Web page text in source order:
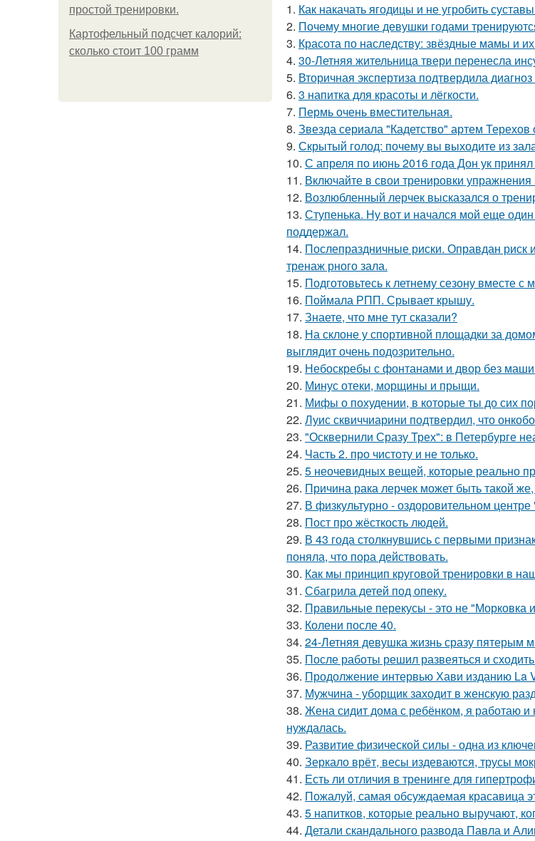
простой тренировки.
Картофельный подсчет калорий:
сколько стоит 100 грамм
1. Как накачать ягодицы и не угробить
2. Почему многие девушки годами
3. Красота по наследству: звёздные мамы и
4. 30-Летняя жительница твери перенесла
5. Вторичная экспертиза подтвердила
6. 3 напитка для красоты и лёгкости.
7. Пермь очень вместительная.
8. Звезда сериала "Кадетство" артем
9. Скрытый голод: почему вы выходите из
10. С апреля по июнь 2016 года Дон ук
11. Включайте в свои тренировки упражнения
12. Возлюбленный лерчек высказался о
13. Ступенька. Ну вот и начался мой еще
поддержал.
14. Послепраздничные риски. Оправдан риск
тренаж рного зала.
15. Подготовьтесь к летнему сезону вместе
16. Поймала РПП. Срывает крышу.
17. Знаете, что мне тут сказали?
18. На склоне у спортивной площадки за
выглядит очень подозрительно.
19. Небоскребы с фонтанами и двор без
20. Минус отеки, морщины и прыщи.
21. Мифы о похудении, в которые ты до сих
22. Луис сквиччиарини подтвердил, что
23. "Осквернили Сразу Трех": в Петербурге
24. Часть 2. про чистоту и не только.
25. 5 неочевидных вещей, которые реально
26. Причина рака лерчек может быть такой
27. В физкультурно - оздоровительном
28. Пост про жёсткость людей.
29. В 43 года столкнувшись с первыми
поняла, что пора действовать.
30. Как мы принцип круговой тренировки в
31. Сбагрила детей под опеку.
32. Правильные перекусы - это не "Морковка
33. Колени после 40.
34. 24-Летняя девушка жизнь сразу пятерым
35. После работы решил развеяться и
36. Продолжение интервью Хави изданию La
37. Мужчина - уборщик заходит в женскую
38. Жена сидит дома с ребёнком, я работаю
нуждалась.
39. Развитие физической силы - одна из
40. Зеркало врёт, весы издеваются, трусы
41. Есть ли отличия в тренинге для
42. Пожалуй, самая обсуждаемая красавица
43. 5 напитков, которые реально выручают,
44. Детали скандального развода Павла и